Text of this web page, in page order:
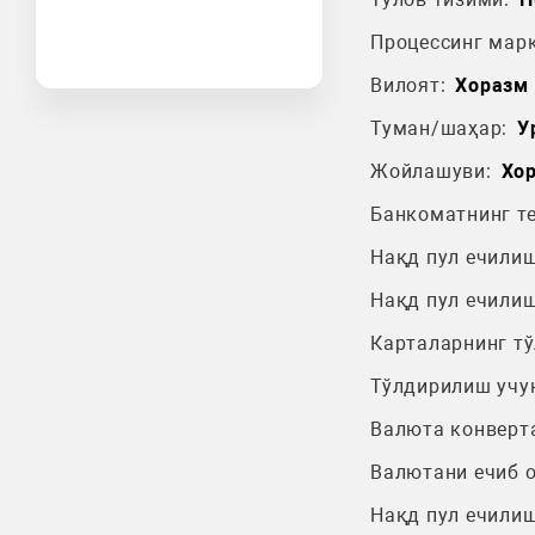
Процессинг
Вилоят: Хоразм
Туман/шаҳар:
Жойлашуви:
Банкоматнинг
Нақд пул
Нақд пул
Карталарнинг
Тўлдирилиш
Валюта
Валютани ечиб
Нақд пул